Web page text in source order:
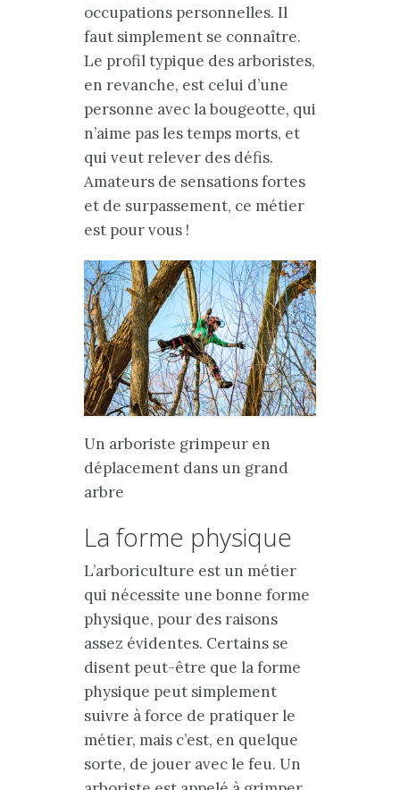
occupations personnelles. Il
faut simplement se connaître.
Le profil typique des arboristes,
en revanche, est celui d’une
personne avec la bougeotte, qui
n’aime pas les temps morts, et
qui veut relever des défis.
Amateurs de sensations fortes
et de surpassement, ce métier
est pour vous !
Un arboriste grimpeur en
déplacement dans un grand
arbre
La forme physique
L’arboriculture est un métier
qui nécessite une bonne forme
physique, pour des raisons
assez évidentes. Certains se
disent peut-être que la forme
physique peut simplement
suivre à force de pratiquer le
métier, mais c’est, en quelque
sorte, de jouer avec le feu. Un